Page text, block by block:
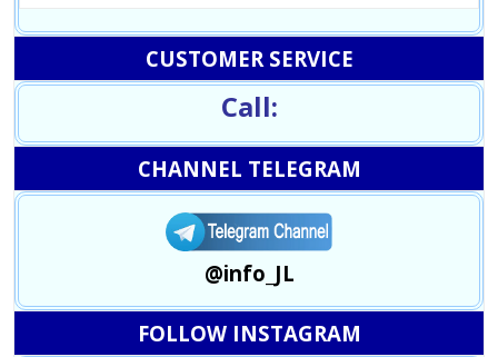
CUSTOMER SERVICE
Call:
CHANNEL TELEGRAM
@info_JL
FOLLOW INSTAGRAM